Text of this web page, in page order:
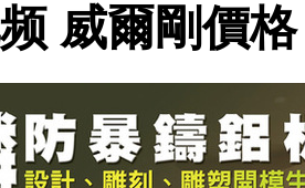
威爾剛價格